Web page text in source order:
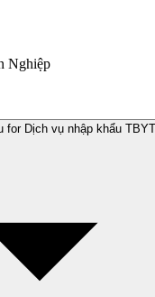
Nghiệp
for Dịch vụ nhập khẩu TBYT